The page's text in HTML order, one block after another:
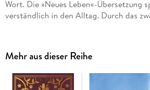
Wort. Die »Neues Leben«-Übersetzung
verständlich in den Alltag. Durch das
die Jesus zitierte. Viele Verweisstellen
helfen dabei, die Bibel in ihrer Tiefe zu
Mehr aus dieser Reihe